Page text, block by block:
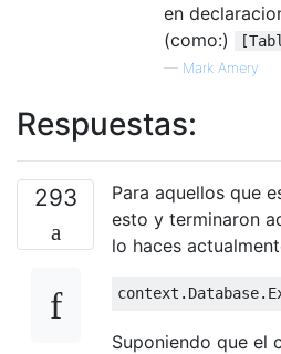
en
(como:)
— Mark Amery
Respuestas:
293
Para aquellos que
esto y terminaron
lo haces
context . Database.
Suponiendo que el